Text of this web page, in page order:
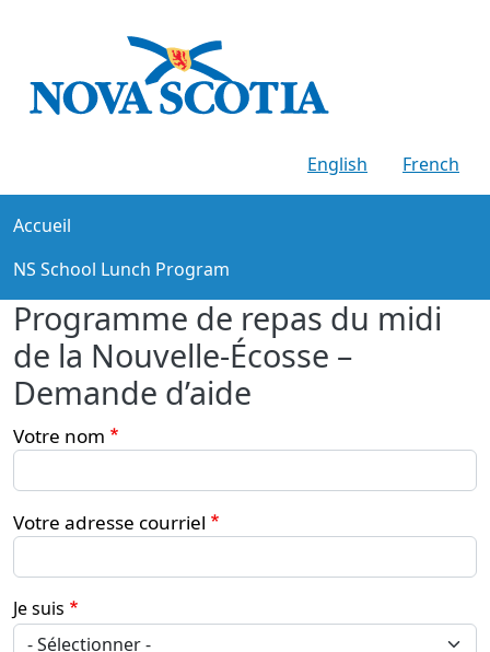
English French
Main navigation
Accueil
NS School Lunch Program
Programme de repas du midi
de la Nouvelle-Écosse –
Demande d’aide
Votre nom
Votre adresse courriel
Je suis
Je suis